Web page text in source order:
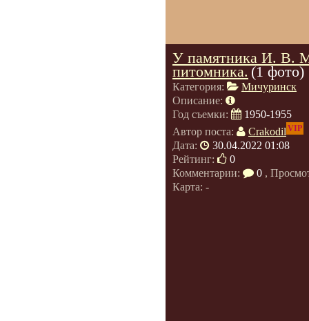
У памятника И. В.
питомника.(1 фото)
Категория:
Мичуринск
Описание:
Год съемки:
1950-1955
Автор поста:
Crakodil VIP
Дата:
30.04.2022 01:08
Рейтинг:
0
Комментарии:
0 ,
Карта: -